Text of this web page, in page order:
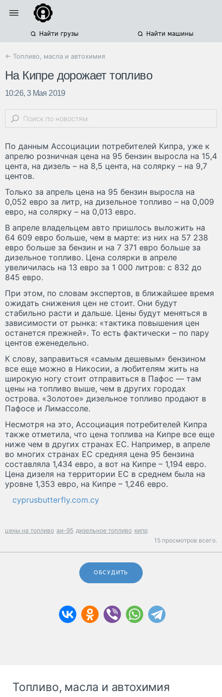
Найти грузы Найти машины
← Топливо, масла и автохимия
На Кипре дорожает топливо
10:26, 3 Мая 2019
По данным Ассоциации потребителей Кипра, уже к
апрелю розничная цена на 95 бензин выросла на 15,4
цента, на дизель – на 8,5 цента, на солярку – на 9,7
центов.
Только за апрель цена на 95 бензин выросла на
0,052 евро за литр, на дизельное топливо – на 0,009
евро, на солярку – на 0,013 евро.
В апреле владельцем авто пришлось выложить на
64 609 евро больше, чем в марте: из них на 57 238
евро больше за бензин и на 7 371 евро больше за
дизельное топливо. Цена солярки в апреле
увеличилась на 13 евро за 1 000 литров: с 832 до
845 евро.
При этом, по словам экспертов, в ближайшее время
ожидать снижения цен не стоит. Они будут
стабильно расти и дальше. Цены будут меняться в
зависимости от рынка: «тактика повышения цен
останется прежней». То есть фактически – по пару
центов еженедельно.
К слову, заправиться «самым дешевым» бензином
все еще можно в Никосии, а любителям жить на
широкую ногу стоит отправиться в Пафос — там
цены на топливо выше, чем в других городах
острова. «Золотое» дизельное топливо продают в
Пафосе и Лимассоле.
Несмотря на это, Ассоциация потребителей Кипра
также отметила, что цена топлива на Кипре все еще
ниже чем в других странах ЕС. Например, в апреле
во многих странах ЕС средняя цена 95 бензина
составляла 1,434 евро, а вот на Кипре – 1,194 евро.
Цена дизеля на территории ЕС в среднем была на
уровне 1,353 евро, на Кипре – 1,246 евро.
cyprusbutterfly.com.cy
цены на топливо аи-95 дизельное топливо кипр
15 просмотров всего.
ОБСУДИТЬ
Топливо, масла и автохимия